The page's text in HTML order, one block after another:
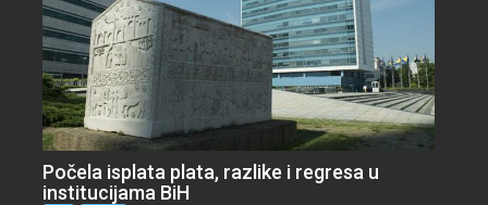
Počela isplata plata, razlike i regresa u
institucijama BiH